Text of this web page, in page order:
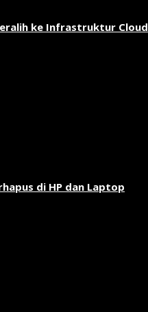
ke Infrastruktur Cloud
di HP dan Laptop